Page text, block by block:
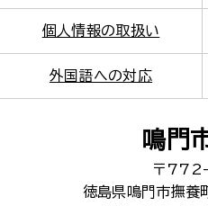
個人情報の取扱い
外国語への対応
鳴門
〒
徳島県鳴門市撫